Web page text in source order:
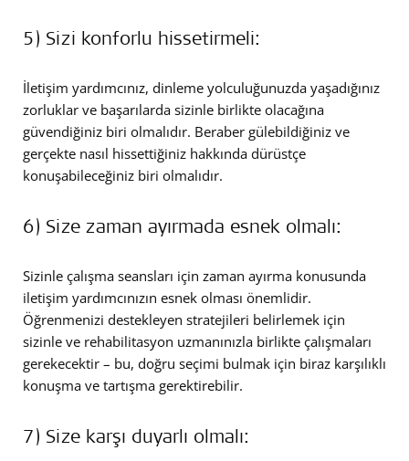
5) Sizi konforlu hissetirmeli:
İletişim yardımcınız, dinleme yolculuğunuzda yaşadığınız
zorluklar ve başarılarda sizinle birlikte olacağına
güvendiğiniz biri olmalıdır. Beraber gülebildiğiniz ve
gerçekte nasıl hissettiğiniz hakkında dürüstçe
konuşabileceğiniz biri olmalıdır.
6) Size zaman ayırmada esnek olmalı:
Sizinle çalışma seansları için zaman ayırma konusunda
iletişim yardımcınızın esnek olması önemlidir.
Öğrenmenizi destekleyen stratejileri belirlemek için
sizinle ve rehabilitasyon uzmanınızla birlikte çalışmaları
gerekecektir – bu, doğru seçimi bulmak için biraz karşılıklı
konuşma ve tartışma gerektirebilir.
7) Size karşı duyarlı olmalı: